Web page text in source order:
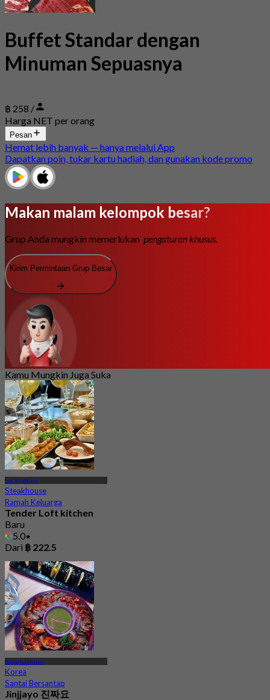
Buffet Standar dengan
Minuman Sepuasnya
฿ 258 /
Harga NET per orang
Pesan
Hemat lebih banyak — hanya melalui App
Dapatkan poin, tukar kartu hadiah, dan gunakan kode promo
Makan malam kelompok besar?
Grup Anda mungkin memerlukan pengaturan khusus.
Kirim Permintaan Grup Besar
Kamu Mungkin Juga Suka
Lat Krabang
Steakhouse
Ramah Keluarga
Tender Loft kitchen
Baru
5.0
Dari ฿ 222.5
Suvarnabhumi
Korea
Santai Bersantap
Jinjjayo 진짜요